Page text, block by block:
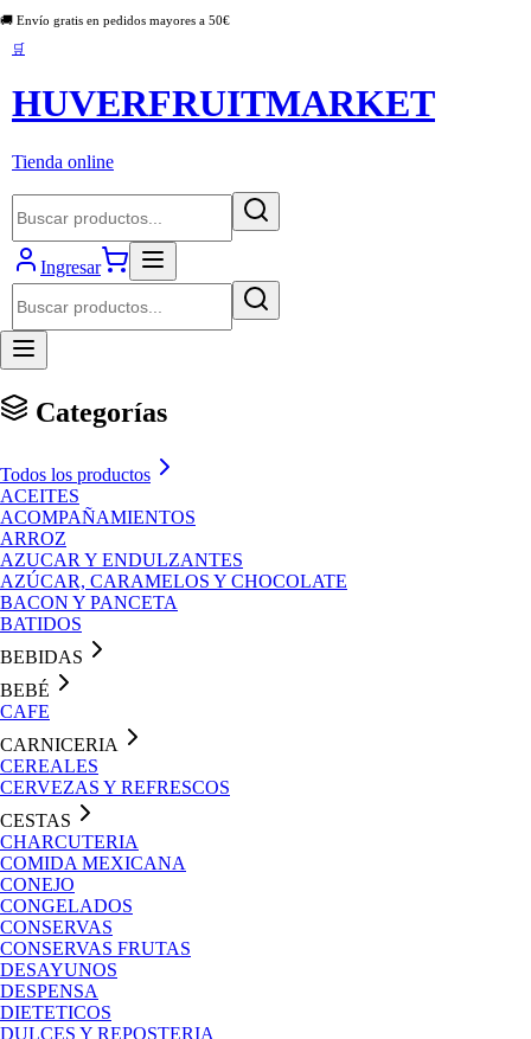
🚚 Envío gratis en pedidos mayores a 50€
🛒
HUVERFRUITMARKET
Tienda online
Ingresar
Categorías
Todos los productos
ACEITES
ACOMPAÑAMIENTOS
ARROZ
AZUCAR Y ENDULZANTES
AZÚCAR, CARAMELOS Y CHOCOLATE
BACON Y PANCETA
BATIDOS
BEBIDAS
BEBÉ
CAFE
CARNICERIA
CEREALES
CERVEZAS Y REFRESCOS
CESTAS
CHARCUTERIA
COMIDA MEXICANA
CONEJO
CONGELADOS
CONSERVAS
CONSERVAS FRUTAS
DESAYUNOS
DESPENSA
DIETETICOS
DULCES Y REPOSTERIA